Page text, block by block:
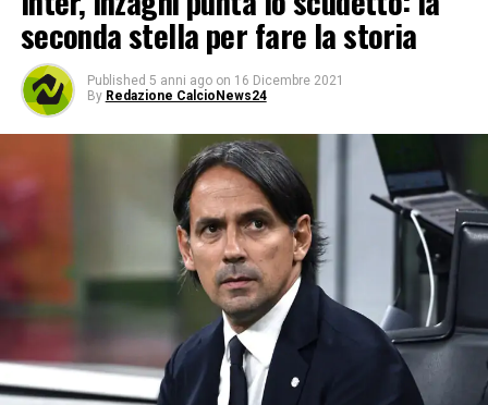
seconda stella per fare la storia
Published 5 anni ago on 16 Dicembre 2021
By Redazione CalcioNews24